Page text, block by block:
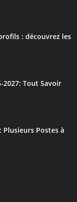
: découvrez les
Tout Savoir
Postes à